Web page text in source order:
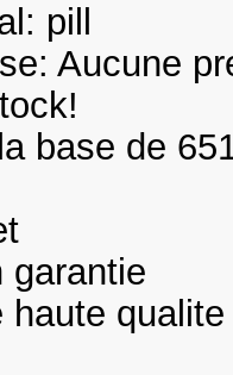
pill
Aucune
base de
garantie
haute qualite